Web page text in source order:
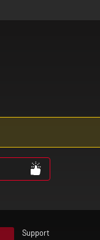
Inhaltsstoffe
Support